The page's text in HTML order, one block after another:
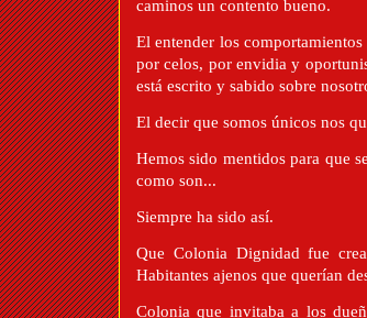
caminos un contento bueno.
El entender los
por celos, por envidia y
está escrito y sabido sobre
El decir que somos únicos nos
Hemos sido mentidos para que
como son...
Siempre ha sido así.
Que Colonia Dignidad fue
Habitantes ajenos que querían
Colonia que invitaba a los